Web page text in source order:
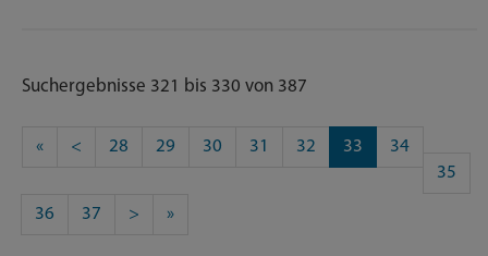
Suchergebnisse 321 bis 330 von 387
« < 28 29 30 31 32 33
34
35
36 37 > »